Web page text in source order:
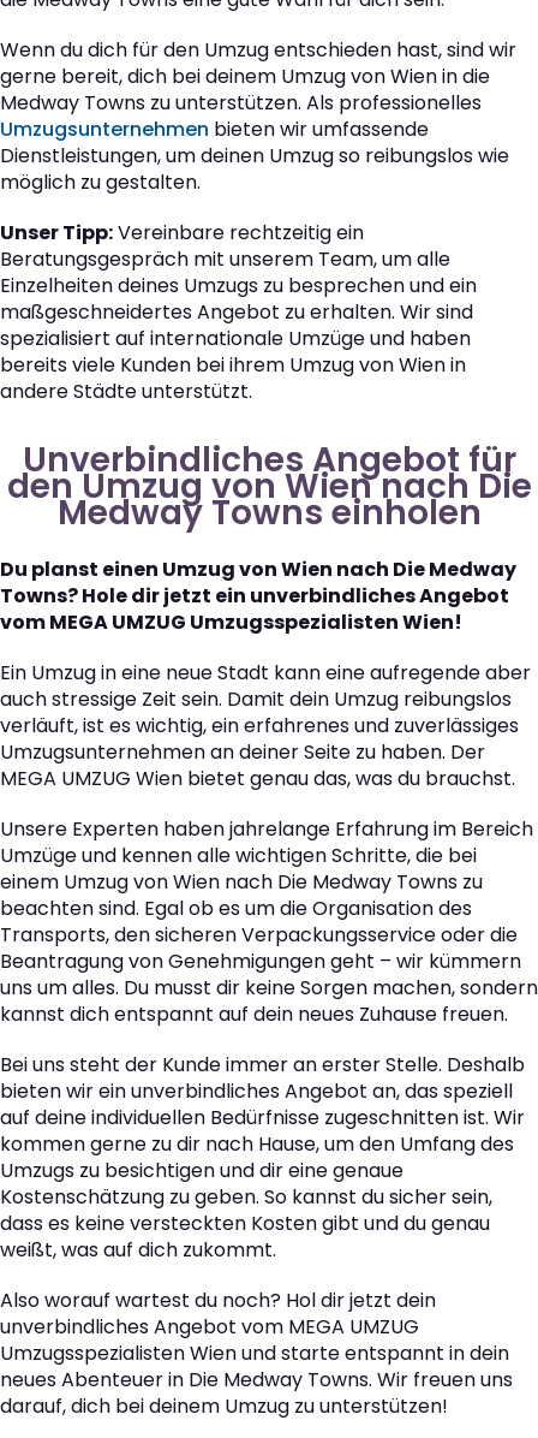
Wenn du dich für den Umzug entschieden hast, sind wir
gerne bereit, dich bei deinem Umzug von Wien in die
Medway Towns zu unterstützen. Als professionelles
Umzugsunternehmen bieten wir umfassende
Dienstleistungen, um deinen Umzug so reibungslos wie
möglich zu gestalten.
Unser Tipp:Vereinbare rechtzeitig ein
Beratungsgespräch mit unserem Team, um alle
Einzelheiten deines Umzugs zu besprechen und ein
maßgeschneidertes Angebot zu erhalten. Wir sind
spezialisiert auf internationale Umzüge und haben
bereits viele Kunden bei ihrem Umzug von Wien in
andere Städte unterstützt.
Unverbindliches Angebot für
den Umzug von Wien nach Die
Medway Towns einholen
Du planst einen Umzug von Wien nach Die Medway
Towns? Hole dir jetzt ein unverbindliches Angebot
vom MEGA UMZUG Umzugsspezialisten Wien!
Ein Umzug in eine neue Stadt kann eine aufregende aber
auch stressige Zeit sein. Damit dein Umzug reibungslos
verläuft, ist es wichtig, ein erfahrenes und zuverlässiges
Umzugsunternehmen an deiner Seite zu haben. Der
MEGA UMZUG Wien bietet genau das, was du brauchst.
Unsere Experten haben jahrelange Erfahrung im Bereich
Umzüge und kennen alle wichtigen Schritte, die bei
einem Umzug von Wien nach Die Medway Towns zu
beachten sind. Egal ob es um die Organisation des
Transports, den sicheren Verpackungsservice oder die
Beantragung von Genehmigungen geht – wir kümmern
uns um alles. Du musst dir keine Sorgen machen, sondern
kannst dich entspannt auf dein neues Zuhause freuen.
Bei uns steht der Kunde immer an erster Stelle. Deshalb
bieten wir ein unverbindliches Angebot an, das speziell
auf deine individuellen Bedürfnisse zugeschnitten ist. Wir
kommen gerne zu dir nach Hause, um den Umfang des
Umzugs zu besichtigen und dir eine genaue
Kostenschätzung zu geben. So kannst du sicher sein,
dass es keine versteckten Kosten gibt und du genau
weißt, was auf dich zukommt.
Also worauf wartest du noch? Hol dir jetzt dein
unverbindliches Angebot vom MEGA UMZUG
Umzugsspezialisten Wien und starte entspannt in dein
neues Abenteuer in Die Medway Towns. Wir freuen uns
darauf, dich bei deinem Umzug zu unterstützen!